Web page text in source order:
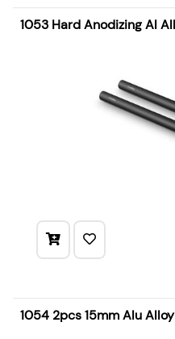
1053 Hard Anodizing Al
1054 2pcs 15mm Alu